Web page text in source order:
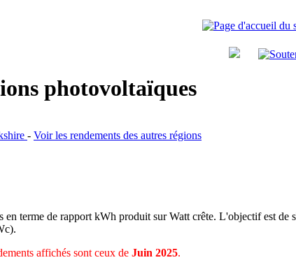
photovoltaïques
- Voir les rendements des autres régions
terme de rapport kWh produit sur Watt crête. L'objectif est de
affichés sont ceux de Juin 2025.